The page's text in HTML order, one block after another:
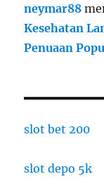
neymar88
Kesehatan
Penuaan
slot bet 200
slot depo 5k